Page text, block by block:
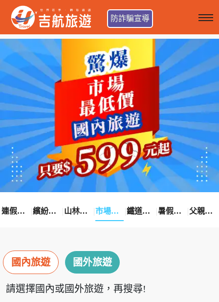
防詐騙宣導
連假卡位趣 繽紛花漾季 山林輕旅行 市場最低價 鐵道觀光之旅 暑假熱賣中 父親節優惠
國內旅遊 國外旅遊
請選擇國內或國外旅遊，再搜尋!